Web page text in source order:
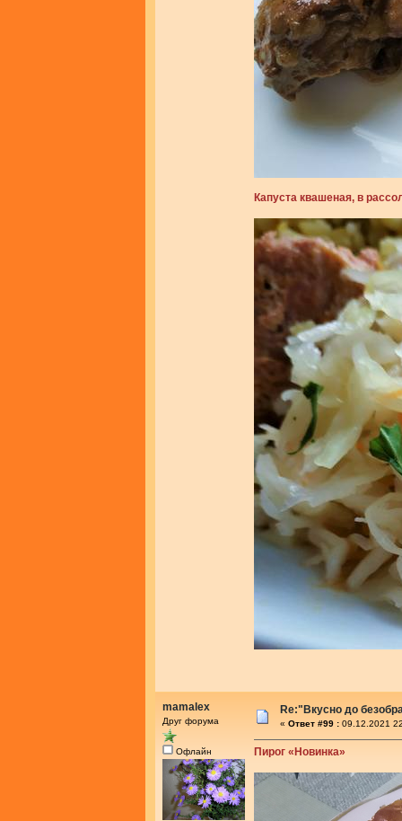
Капуста квашеная, в
mamalex
Друг форума
Офлайн
Re:"Вкусно до
« Ответ #99 : 09.12.2021
Пирог «Новинка»